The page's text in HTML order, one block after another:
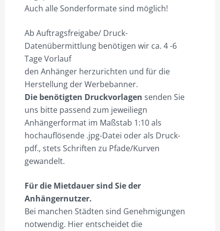
Auch alle Sonderformate sind möglich!
Ab Auftragsfreigabe/ Druck-
Datenübermittlung benötigen wir ca. 4 -6
Tage Vorlauf
den Anhänger herzurichten und für die
Herstellung der Werbebanner.
Die benötigten Druckvorlagen senden Sie
uns bitte passend zum jeweiliegn
Anhängerformat im Maßstab 1:10 als
hochauflösende .jpg-Datei oder als Druck-
pdf., stets Schriften zu Pfade/Kurven
gewandelt.
Für die Mietdauer sind Sie der
Anhängernutzer.
Bei manchen Städten sind Genehmigungen
notwendig. Hier entscheidet die